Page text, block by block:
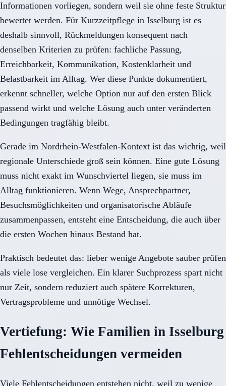
Informationen vorliegen, sondern weil sie ohne feste Struktur
bewertet werden. Für Kurzzeitpflege in Isselburg ist es
deshalb sinnvoll, Rückmeldungen konsequent nach
denselben Kriterien zu prüfen: fachliche Passung,
Erreichbarkeit, Kommunikation, Kostenklarheit und
Belastbarkeit im Alltag. Wer diese Punkte dokumentiert,
erkennt schneller, welche Option nur auf den ersten Blick
passend wirkt und welche Lösung auch unter veränderten
Bedingungen tragfähig bleibt.
Gerade im Nordrhein-Westfalen-Kontext ist das wichtig, weil
regionale Unterschiede groß sein können. Eine gute Lösung
muss nicht exakt im Wunschviertel liegen, sie muss im
Alltag funktionieren. Wenn Wege, Ansprechpartner,
Besuchsmöglichkeiten und organisatorische Abläufe
zusammenpassen, entsteht eine Entscheidung, die auch über
die ersten Wochen hinaus Bestand hat.
Praktisch bedeutet das: lieber wenige Angebote sauber prüfen
als viele lose vergleichen. Ein klarer Suchprozess spart nicht
nur Zeit, sondern reduziert auch spätere Korrekturen,
Vertragsprobleme und unnötige Wechsel.
Vertiefung: Wie Familien in Isselburg
Fehlentscheidungen vermeiden
Viele Fehlentscheidungen entstehen nicht, weil zu wenige